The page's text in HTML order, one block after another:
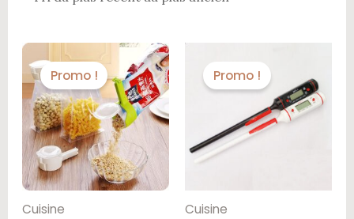
Promo !
Cuisine
prix
initial
était :
1500 CFA.
Le
prix
actuel
est :
500 CFA.
Promo !
Cuisine
prix
initial
était :
10000 CFA.
est :